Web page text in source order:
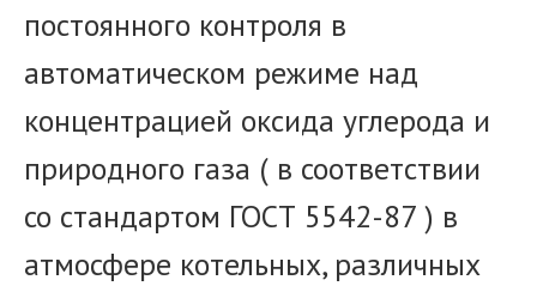
постоянного контроля в
автоматическом режиме над
концентрацией оксида углерода и
природного газа ( в соответствии
со стандартом ГОСТ 5542-87 ) в
атмосфере котельных, различных